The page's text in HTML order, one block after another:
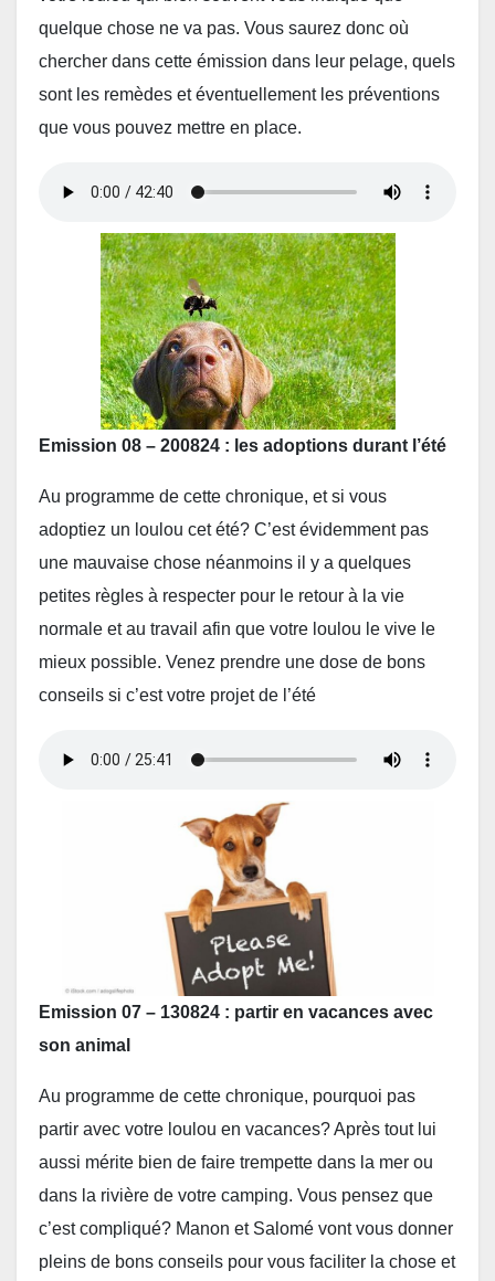
quelque chose ne va pas. Vous saurez donc où
chercher dans cette émission dans leur pelage, quels
sont les remèdes et éventuellement les préventions
que vous pouvez mettre en place.
Emission 08 – 200824 : les adoptions durant l’été
Au programme de cette chronique, et si vous
adoptiez un loulou cet été? C’est évidemment pas
une mauvaise chose néanmoins il y a quelques
petites règles à respecter pour le retour à la vie
normale et au travail afin que votre loulou le vive le
mieux possible. Venez prendre une dose de bons
conseils si c’est votre projet de l’été
Emission 07 – 130824 : partir en vacances avec
son animal
Au programme de cette chronique, pourquoi pas
partir avec votre loulou en vacances? Après tout lui
aussi mérite bien de faire trempette dans la mer ou
dans la rivière de votre camping. Vous pensez que
c’est compliqué? Manon et Salomé vont vous donner
pleins de bons conseils pour vous faciliter la chose et